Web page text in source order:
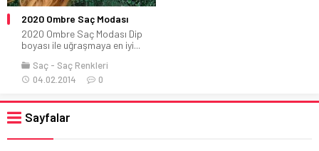
2020 Ombre Saç Modası
2020 Ombre Saç Modası Dip
boyası ile uğraşmaya en iyi...
Saç
Saç Renkleri
04.02.2014
0
Sayfalar